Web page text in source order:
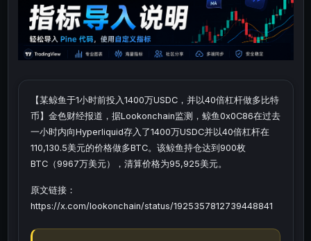
【某鲸鱼于1小时前投入1400万USDC，并以40倍杠杆做多比特
币】金色财经报道，据Lookonchain监测，鲸鱼0x0C86在过去
一小时内向Hyperliquid存入了1400万USDC并以40倍杠杆在
110,130.5美元的价格做多BTC。该鲸鱼持仓达到900枚
BTC（9967万美元），清算价格为95,925美元。
原文链接：
https://x.com/lookonchain/status/1925357812739448841